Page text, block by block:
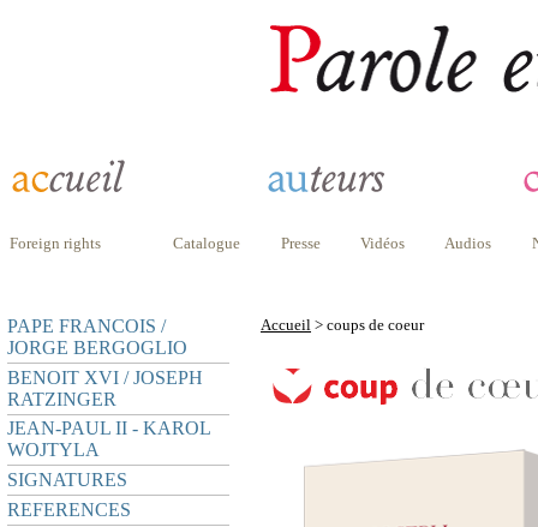
Foreign rights Catalogue Presse Vidéos Audios
PAPE FRANCOIS /
JORGE BERGOGLIO
BENOIT XVI / JOSEPH
RATZINGER
JEAN-PAUL II - KAROL
WOJTYLA
SIGNATURES
REFERENCES
Accueil > coups de coeur